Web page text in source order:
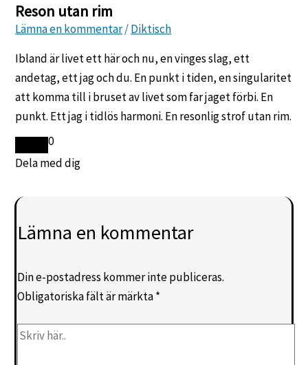
Reson utan rim
Lämna en kommentar/Diktisch
Ibland är livet ett här och nu, en vinges slag, ett
andetag, ett jag och du. En punkt i tiden, en singularitet
att komma till i bruset av livet som far jaget förbi. En
punkt. Ett jag i tidlös harmoni. En resonlig strof utan rim.
0
Dela med dig
Lämna en kommentar
Din e-postadress kommer inte publiceras.
Obligatoriska fält är märkta*
Skriv